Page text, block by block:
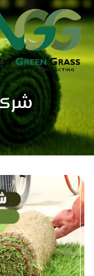
تخطي
إلى
المحتوى